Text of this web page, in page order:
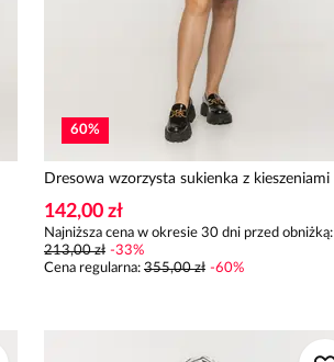
60%
Dresowa wzorzysta sukienka z kieszeniami
142,00 zł
Najniższa cena w okresie 30 dni przed obniżką:
213,00 zł -33%
Cena regularna: 355,00 zł -60%